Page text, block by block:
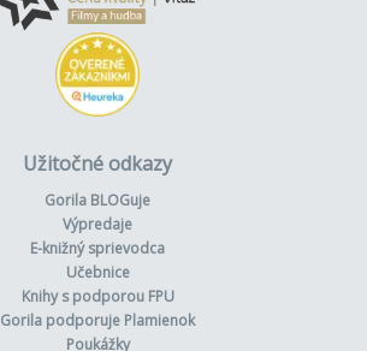
Užitočné odkazy
Gorila BLOGuje
Výpredaje
E-knižný sprievodca
Učebnice
Knihy s podporou FPU
Gorila podporuje Plamienok
Poukážky